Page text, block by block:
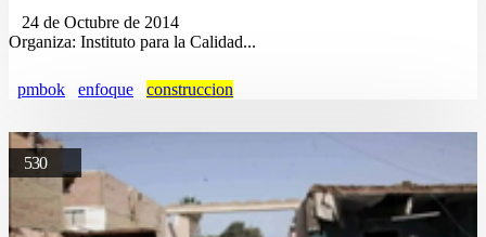
24 de Octubre de 2014
Organiza: Instituto para la Calidad...
pmbok enfoque construccion
530